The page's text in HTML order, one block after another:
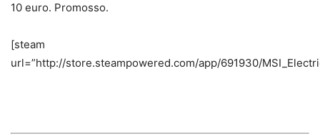
10 euro. Promosso.
[steam
url=”http://store.steampowered.com/app/691930/